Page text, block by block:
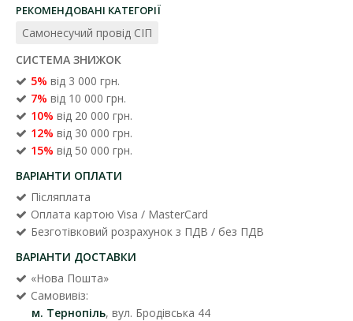
РЕКОМЕНДОВАНІ КАТЕГОРІЇ
Самонесучий провід СІП
СИСТЕМА ЗНИЖОК
5% від 3 000 грн.
7% від 10 000 грн.
10% від 20 000 грн.
12% від 30 000 грн.
15% від 50 000 грн.
ВАРІАНТИ ОПЛАТИ
Післяплата
Оплата картою Visa / MasterCard
Безготівковий розрахунок з ПДВ / без ПДВ
ВАРІАНТИ ДОСТАВКИ
«Нова Пошта»
Самовивіз:
м. Тернопіль, вул. Бродівська 44